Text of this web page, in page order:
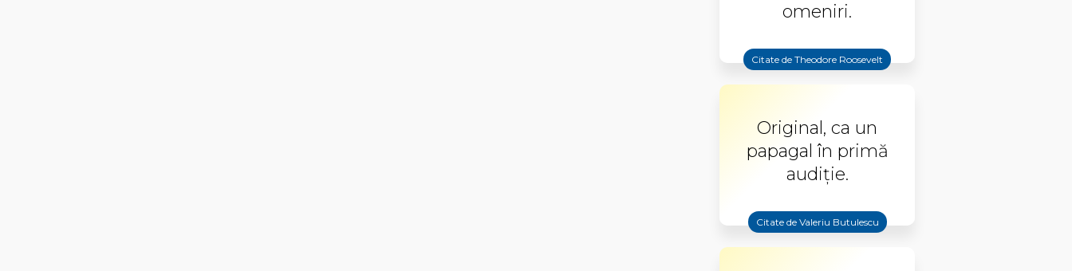
omeniri.
Citate de Theodore Roosevelt
Original, ca un
papagal în primă
audiţie.
Citate de Valeriu Butulescu